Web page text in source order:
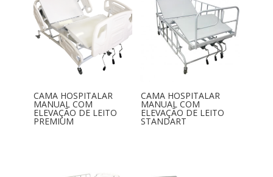
CAMA HOSPITALAR
MANUAL COM
ELEVAÇÃO DE LEITO
PREMIUM
CAMA HOSPITALAR
MANUAL COM
ELEVAÇÃO DE LEITO
STANDART